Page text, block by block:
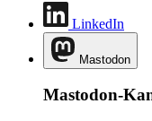
LinkedIn
Mastodon
Mastodon-